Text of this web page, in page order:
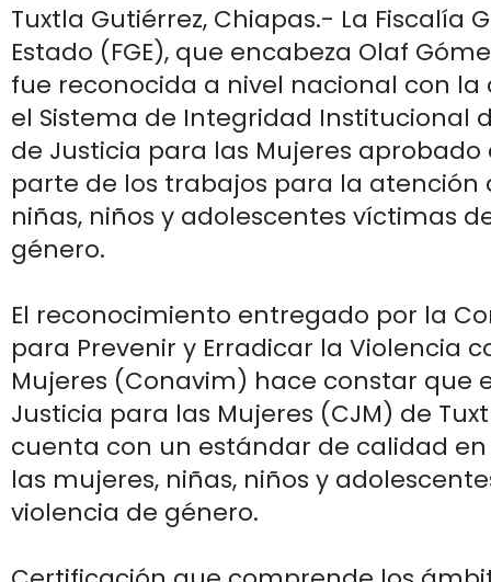
Tuxtla Gutiérrez, Chiapas.- La Fiscalía
Estado (FGE), que encabeza Olaf
fue reconocida a nivel nacional con
el Sistema de Integridad Institucional
de Justicia para las Mujeres aprobado
parte de los trabajos para la atención
niñas, niños y adolescentes víctimas
género.
El reconocimiento entregado por la
para Prevenir y Erradicar la Violencia
Mujeres (Conavim) hace constar que
Justicia para las Mujeres (CJM) de
cuenta con un estándar de calidad
las mujeres, niñas, niños y
violencia de género.